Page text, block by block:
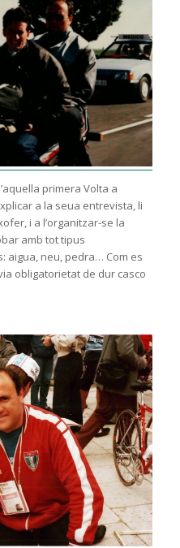
primera Volta a
a la seua entrevista, li
i a l’organitzar-se la
amb tot tipus
aigua, neu, pedra… Com es
obligatorietat de dur casco